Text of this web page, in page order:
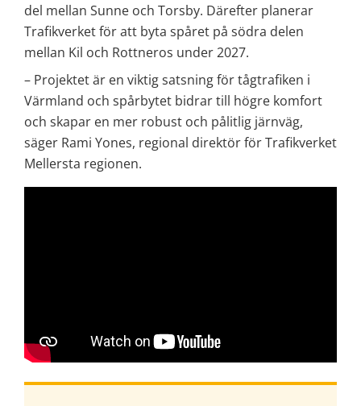
del mellan Sunne och Torsby. Därefter planerar
Trafikverket för att byta spåret på södra delen
mellan Kil och Rottneros under 2027.
– Projektet är en viktig satsning för tågtrafiken i
Värmland och spårbytet bidrar till högre komfort
och skapar en mer robust och pålitlig järnväg,
säger Rami Yones, regional direktör för Trafikverket
Mellersta regionen.